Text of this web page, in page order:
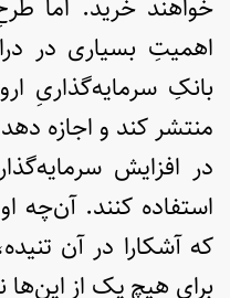
خواهند خرید. اما
اهمیتِ بسیاری در
بانکِ سرمایه‌گذاریِ
منتشر کند و اجازه
در افزایش
استفاده کنند. آن‌چه
که آشکارا در آن
برای هیچ یک از این‌ها